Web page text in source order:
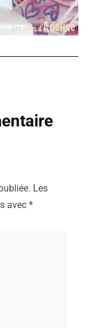
Les
avec *